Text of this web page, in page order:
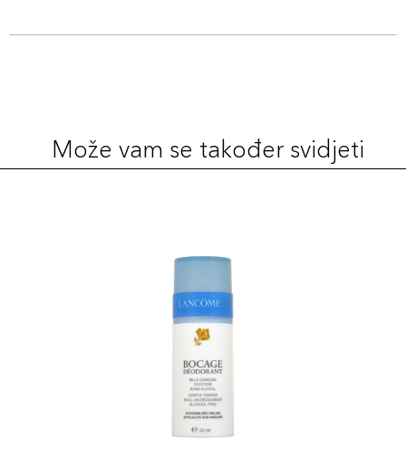
Može vam se također svidjeti